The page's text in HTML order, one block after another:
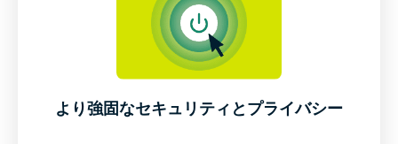
より強固なセキュリティとプライバシー